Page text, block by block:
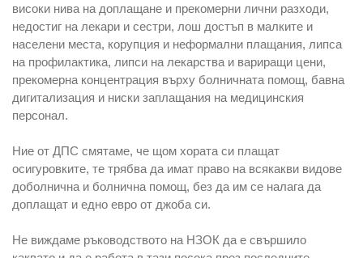
високи нива на доплащане и прекомерни лични разходи,
недостиг на лекари и сестри, лош достъп в малките и
населени места, корупция и неформални плащания, липса
на профилактика, липси на лекарства и вариращи цени,
прекомерна концентрация върху болничната помощ, бавна
дигитализация и ниски заплащания на медицинския
персонал.
Ние от ДПС смятаме, че щом хората си плащат
осигуровките, те трябва да имат право на всякакви видове
доболнична и болнична помощ, без да им се налага да
доплащат и едно евро от джоба си.
Не виждаме ръководството на НЗОК да е свършило